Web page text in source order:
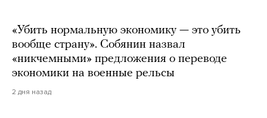
«Убить нормальную экономику — это убить
вообще страну». Собянин назвал
«никчемными» предложения о переводе
экономики на военные рельсы
2 дня назад